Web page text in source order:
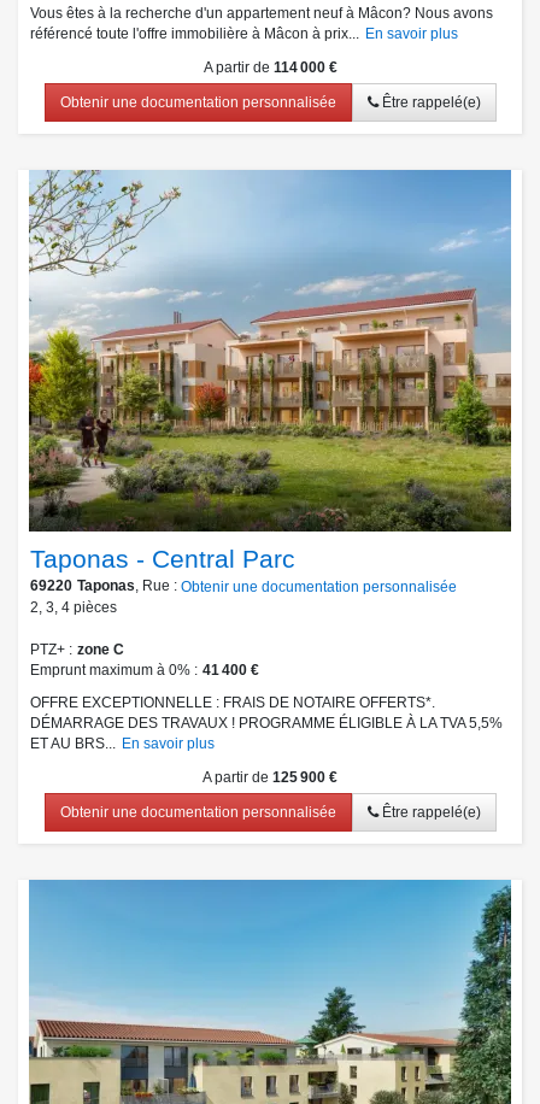
Vous êtes à la recherche d'un appartement neuf à Mâcon? Nous avons
référencé toute l'offre immobilière à Mâcon à prix... En savoir plus
A partir de 114 000 €
Obtenir une documentation personnalisée Être rappelé(e)
Taponas - Central Parc
69220 Taponas, Rue : Obtenir une documentation personnalisée
2, 3, 4 pièces
PTZ+
zone C
Emprunt maximum à 0%
41 400 €
OFFRE EXCEPTIONNELLE : FRAIS DE NOTAIRE OFFERTS*.
DÉMARRAGE DES TRAVAUX ! PROGRAMME ÉLIGIBLE À LA TVA 5,5%
ET AU BRS... En savoir plus
A partir de 125 900 €
Obtenir une documentation personnalisée Être rappelé(e)